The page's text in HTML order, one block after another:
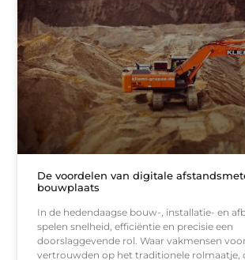
De voordelen van digitale
bouwplaats
In de hedendaagse bouw-, installatie- en
spelen snelheid, efficiëntie en precisie een
doorslaggevende rol. Waar vakmensen
vertrouwden op het traditionele rolmaatje,